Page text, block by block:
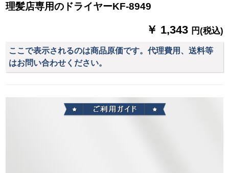
理髪店専用のドライヤーKF-8949
￥ 1,343 円(税込)
ここで表示されるのは商品原価です。代理費用、送料等
はお問い合わせください。